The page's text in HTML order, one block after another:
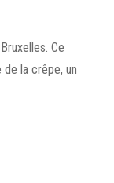
Ce
la crêpe, un